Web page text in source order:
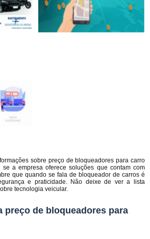
sobre preço de bloqueadores para carro
se a empresa oferece soluções que contam com
que quando se fala de bloqueador de carros é
e praticidade. Não deixe de ver a lista
tecnologia veicular.
preço de bloqueadores para